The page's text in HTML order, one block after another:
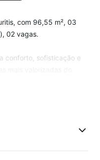
com 96,55 m², 03
02 vagas.
conforto, sofisticação e
em granito, teto